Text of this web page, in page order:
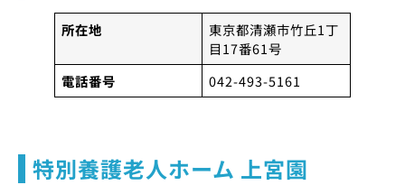
所在地
東京都清瀬市竹丘1丁
目17番61号
電話番号
042-493-5161
特別養護老人ホーム 上宮園